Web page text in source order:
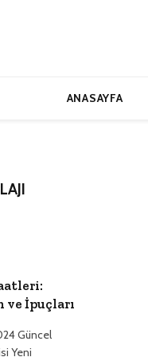
ANASAYFA
ve İpuçları
Güncel
Yeni